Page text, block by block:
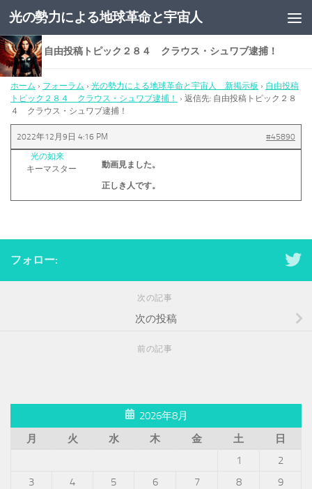
コンテンツへスキップ
光の勢力による地球革命と宇宙人
返信先: 自由投稿トピック２８４ クラウス・シュワブ逮捕！
ホーム › フォーラム › 光の勢力による地球革命と宇宙人 新掲示板 › 自由投稿
トピック２８４ クラウス・シュワブ逮捕！
› 返信先: 自由投稿トピック２８
４ クラウス・シュワブ逮捕！
2022年12月9日 4:16 PM
#45890
光の如来
キーマスター
動画見ました。
正しき人です。
フォロー:
次の記事
次の投稿
前の記事
2026年8月
月
火 水 木 金 土
日
1
2
3
4 5 6 7 8
9